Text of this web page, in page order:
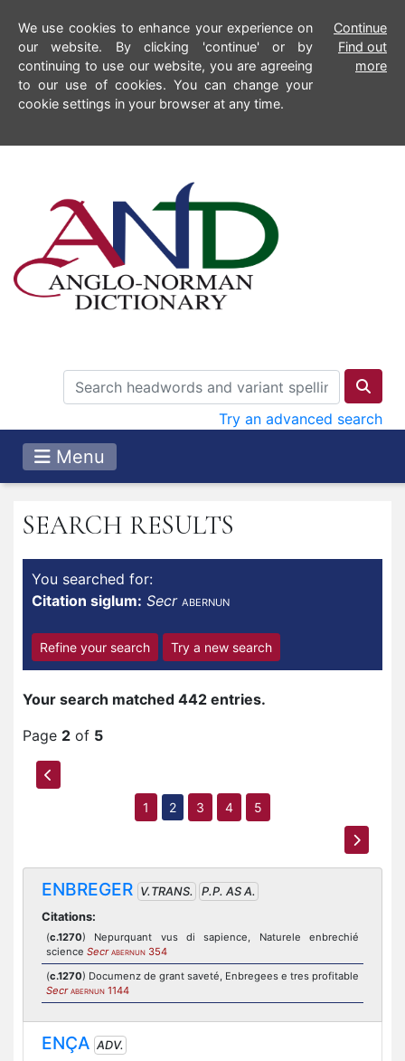
We use cookies to enhance your experience on
our website. By clicking 'continue' or by
continuing to use our website, you are agreeing
to our use of cookies. You can change your
cookie settings in your browser at any time.
Continue
Find out
more
Try an advanced search
Menu
SEARCH RESULTS
You searched for:
Citation siglum: Secr ABERNUN
Refine your search Try a new search
Your search matched 442 entries.
Page 2 of 5
1 2 3 4 5
ENBREGER V.TRANS.
P.P. AS A.
Citations:
(c.1270) Nepurquant vus di sapience, Naturele enbrechié
science Secr ABERNUN 354
(c.1270) Documenz de grant saveté, Enbregees e tres profitable
Secr ABERNUN 1144
ENÇA ADV.